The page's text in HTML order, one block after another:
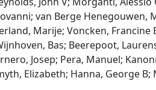
van Berge Henegouwen,
Marije; Voncken,
Bas; Beerepoot,
Josep; Pera, Manuel;
Elizabeth; Hanna, George B;